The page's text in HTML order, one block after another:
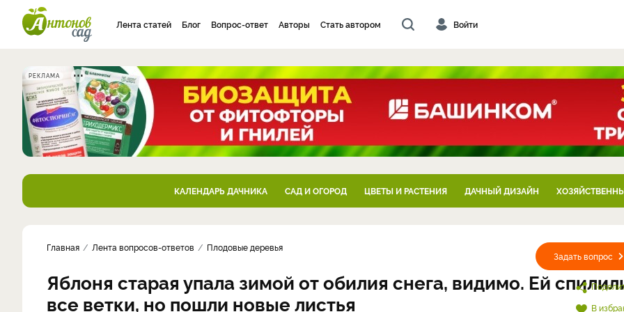
Лента статей Блог Вопрос-ответ Авторы Стать автором Войти
РЕКЛАМА
КАЛЕНДАРЬ ДАЧНИКА САД И ОГОРОД ЦВЕТЫ И РАСТЕНИЯ ДАЧНЫЙ ДИЗАЙН
Задать вопрос
В
Главная Лента вопросов-ответов Плодовые деревья
Яблоня старая упала зимой от обилия снега, видимо. Ей
все ветки, но пошли новые листья